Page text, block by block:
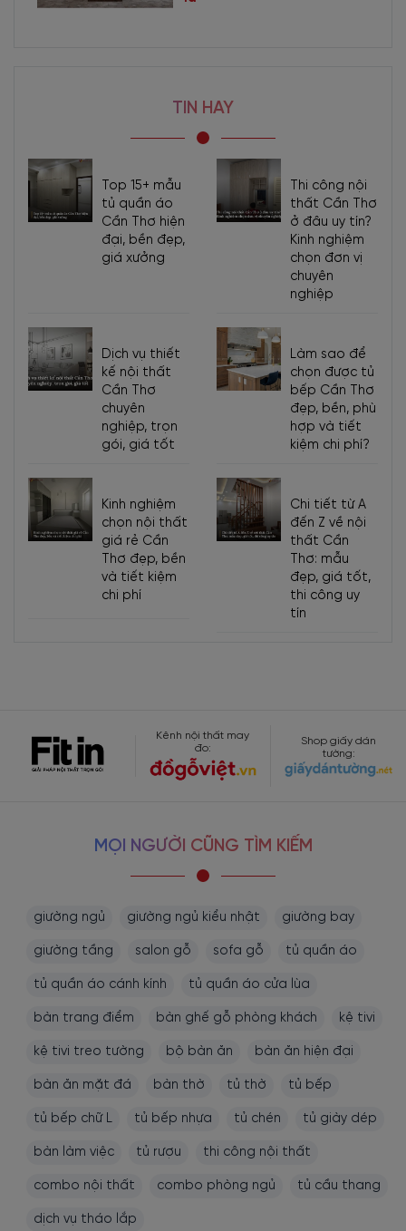
TIN HAY
Top 15+ mẫu
tủ quần áo
Cần Thơ hiện
đại, bền đẹp,
giá xưởng
Thi công nội
thất Cần Thơ
ở đâu uy tín?
Kinh nghiệm
chọn đơn vị
chuyên
nghiệp
Dịch vụ thiết
kế nội thất
Cần Thơ
chuyên
nghiệp, trọn
gói, giá tốt
Làm sao để
chọn được tủ
bếp Cần Thơ
đẹp, bền, phù
hợp và tiết
kiệm chi phí?
Kinh nghiệm
chọn nội thất
giá rẻ Cần
Thơ đẹp, bền
và tiết kiệm
chi phí
Chi tiết từ A
đến Z về nội
thất Cần
Thơ: mẫu
đẹp, giá tốt,
thi công uy
tín
Kênh nội thất may
đo:
Shop giấy dán
tường:
MỌI NGƯỜI CŨNG TÌM KIẾM
giường ngủ giường ngủ kiểu nhật giường bay
giường tầng salon gỗ sofa gỗ tủ quần áo
tủ quần áo cánh kính tủ quần áo cửa lùa
bàn trang điểm bàn ghế gỗ phòng khách kệ tivi
kệ tivi treo tường bộ bàn ăn bàn ăn hiện đại
bàn ăn mặt đá bàn thờ tủ thờ tủ bếp
tủ bếp chữ L tủ bếp nhựa tủ chén tủ giày dép
bàn làm việc tủ rượu thi công nội thất
combo nội thất combo phòng ngủ tủ cầu thang
dịch vụ tháo lắp